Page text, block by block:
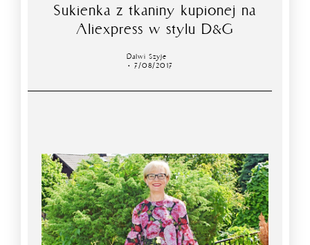
Sukienka z tkaniny kupionej na
Aliexpress w stylu D&G
Dalwi Szyje
7/08/2017